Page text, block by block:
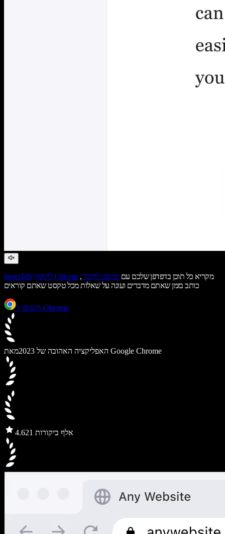
Speechify לתוסף Chrome מקריא כל תוכן בדפדפן שלכם עם טקסט לדיבור,
כותב בזמן שאתם מדברים ועונה על שאלות מכל טקסט שאתם קוראים
הוסיפו ל-Chrome
האפליקציה האהובה של 2023 מאת Google Chrome
4.6 21 אלף ביקורות